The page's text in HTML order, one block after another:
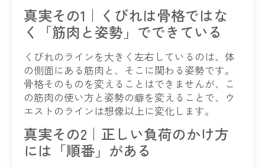
真実その1｜くびれは骨格ではな
く「筋肉と姿勢」でできている
くびれのラインを大きく左右しているのは、体
の側面にある筋肉と、そこに関わる姿勢です。
骨格そのものを変えることはできませんが、こ
の筋肉の使い方と姿勢の癖を変えることで、ウ
エストのラインは想像以上に変化します。
真実その2｜正しい負荷のかけ方
には「順番」がある